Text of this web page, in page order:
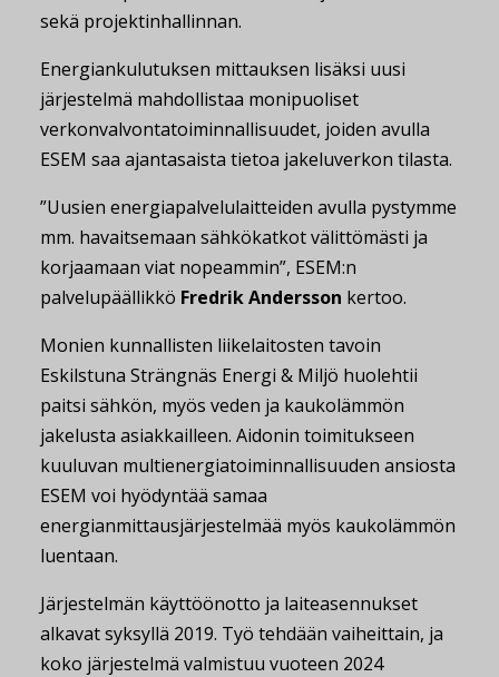
sekä projektinhallinnan.
Energiankulutuksen mittauksen lisäksi uusi
järjestelmä mahdollistaa monipuoliset
verkonvalvontatoiminnallisuudet, joiden avulla
ESEM saa ajantasaista tietoa jakeluverkon tilasta.
”Uusien energiapalvelulaitteiden avulla pystymme
mm. havaitsemaan sähkökatkot välittömästi ja
korjaamaan viat nopeammin”, ESEM:n
palvelupäällikkö Fredrik Andersson kertoo.
Monien kunnallisten liikelaitosten tavoin
Eskilstuna Strängnäs Energi & Miljö huolehtii
paitsi sähkön, myös veden ja kaukolämmön
jakelusta asiakkailleen. Aidonin toimitukseen
kuuluvan multienergiatoiminnallisuuden ansiosta
ESEM voi hyödyntää samaa
energianmittausjärjestelmää myös kaukolämmön
luentaan.
Järjestelmän käyttöönotto ja laiteasennukset
alkavat syksyllä 2019. Työ tehdään vaiheittain, ja
koko järjestelmä valmistuu vuoteen 2024